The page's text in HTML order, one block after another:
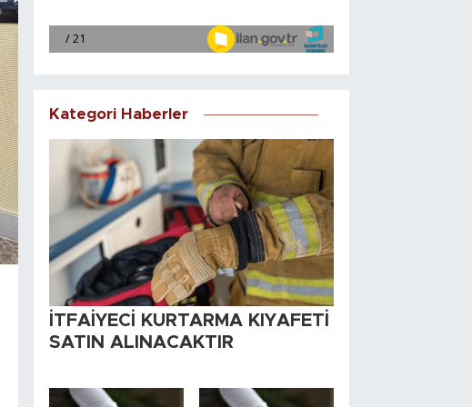
Kategori Haberler
İTFAİYECİ KURTARMA KIYAFETİ
SATIN ALINACAKTIR